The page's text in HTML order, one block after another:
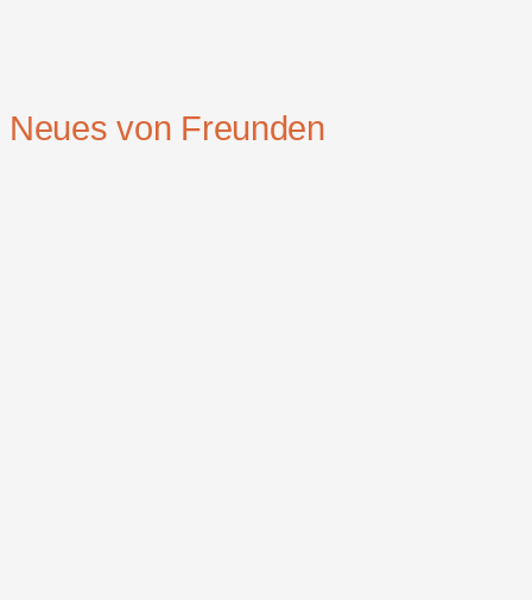
Neues von Freunden